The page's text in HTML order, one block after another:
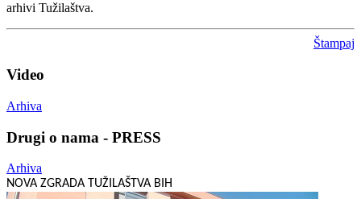
arhivi Tužilaštva.
Štampaj
Video
Arhiva
Drugi o nama - PRESS
Arhiva
NOVA ZGRADA TUŽILAŠTVA BIH